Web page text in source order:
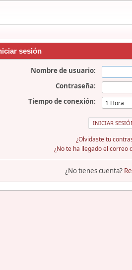
sesión
Nombre de usuario:
Contraseña:
Tiempo de conexión:
¿Olvidaste tu
¿No te ha llegado el correo
¿No tienes cuenta?